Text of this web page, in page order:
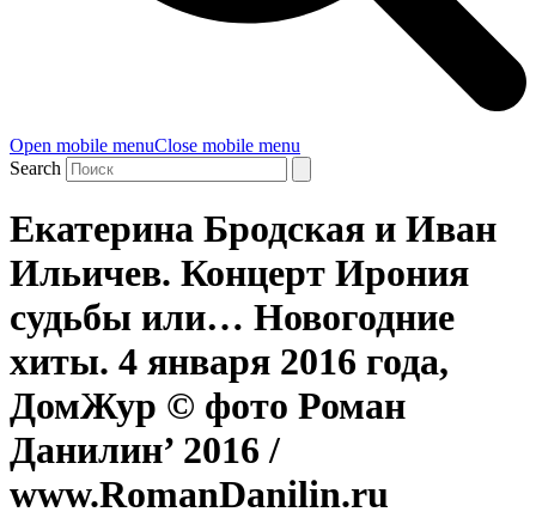
Open mobile menuClose mobile menu
Search
Екатерина Бродская и Иван
Ильичев. Концерт Ирония
судьбы или… Новогодние
хиты. 4 января 2016 года,
ДомЖур © фото Роман
Данилин’ 2016 /
www.RomanDanilin.ru